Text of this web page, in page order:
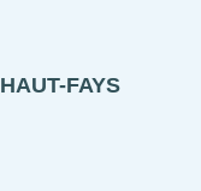
HAUT-FAYS